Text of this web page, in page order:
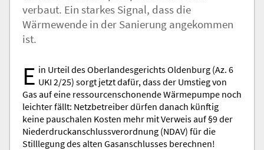
verbaut. Ein starkes Signal, dass die
Wärmewende in der Sanierung angekommen
ist.
E in Urteil des Oberlandesgerichts Oldenburg (Az. 6
UKI 2/25) sorgt jetzt dafür, dass der Umstieg von
Gas auf eine ressourcenschonende Wärmepumpe noch
leichter fällt: Netzbetreiber dürfen danach künftig
keine pauschalen Kosten mehr mit Verweis auf §9 der
Niederdruckanschlussverordnung (NDAV) für die
Stilllegung des alten Gasanschlusses berechnen!